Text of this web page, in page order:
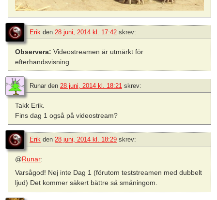
Erik den 28 juni, 2014 kl. 17:42 skrev:
Observera: Videostreamen är utmärkt för
efterhandsvisning…
Runar den 28 juni, 2014 kl. 18:21 skrev:
Takk Erik.
Fins dag 1 også på videostream?
Erik den 28 juni, 2014 kl. 18:29 skrev:
@Runar:
Varsågod! Nej inte Dag 1 (förutom teststreamen med dubbelt
ljud) Det kommer säkert bättre så småningom.